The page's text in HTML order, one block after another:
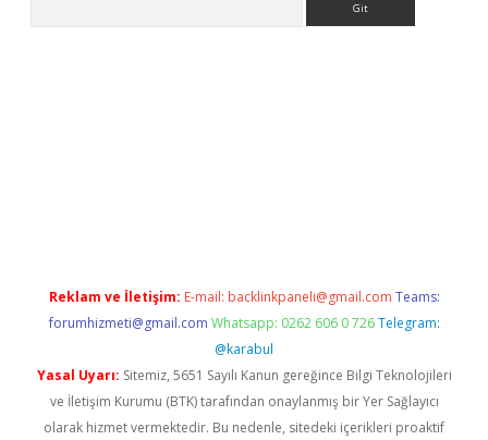
Reklam ve İletişim: E-mail: backlinkpaneli@gmail.com Teams:
forumhizmeti@gmail.com Whatsapp: 0262 606 0 726 Telegram:
@karabul
Yasal Uyarı: Sitemiz, 5651 Sayılı Kanun gereğince Bilgi Teknolojileri
ve İletişim Kurumu (BTK) tarafından onaylanmış bir Yer Sağlayıcı
olarak hizmet vermektedir. Bu nedenle, sitedeki içerikleri proaktif